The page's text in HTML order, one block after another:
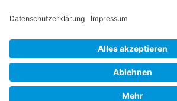
E-Mail: info@dielinke-mtk.de
2026 - DIE LINKE. Main-Taunus Kreis